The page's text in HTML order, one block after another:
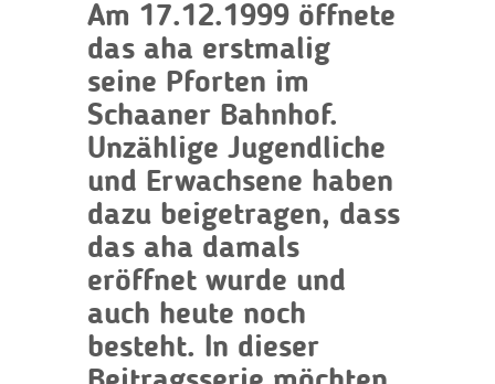
Am 17.12.1999 öffnete
das aha erstmalig
seine Pforten im
Schaaner Bahnhof.
Unzählige Jugendliche
und Erwachsene haben
dazu beigetragen, dass
das aha damals
eröffnet wurde und
auch heute noch
besteht. In dieser